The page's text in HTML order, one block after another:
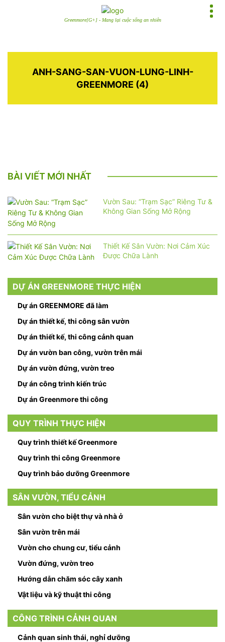
Greenmore[G+] - Mang lại cuộc sống an nhiên
ANH-SANG-SAN-VUON-LUNG-LINH-
GREENMORE (4)
BÀI VIẾT MỚI NHẤT
Vườn Sau: “Trạm Sạc” Riêng Tư &
Không Gian Sống Mở Rộng
Thiết Kế Sân Vườn: Nơi Cảm Xúc
Được Chữa Lành
DỰ ÁN GREENMORE THỰC HIỆN
Dự án GREENMORE đã làm
Dự án thiết kế, thi công sân vườn
Dự án thiết kế, thi công cảnh quan
Dự án vườn ban công, vườn trên mái
Dự án vườn đứng, vườn treo
Dự án công trình kiến trúc
Dự án Greenmore thi công
QUY TRÌNH THỰC HIỆN
Quy trình thiết kế Greenmore
Quy trình thi công Greenmore
Quy trình bảo dưỡng Greenmore
SÂN VƯỜN, TIỂU CẢNH
Sân vườn cho biệt thự và nhà ở
Sân vườn trên mái
Vườn cho chung cư, tiểu cảnh
Vườn đứng, vườn treo
Hướng dẫn chăm sóc cây xanh
Vật liệu và kỹ thuật thi công
CÔNG TRÌNH CẢNH QUAN
Cảnh quan sinh thái, nghỉ dưỡng